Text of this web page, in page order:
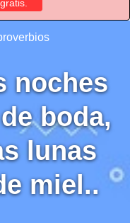
noches
boda,
lunas
miel..